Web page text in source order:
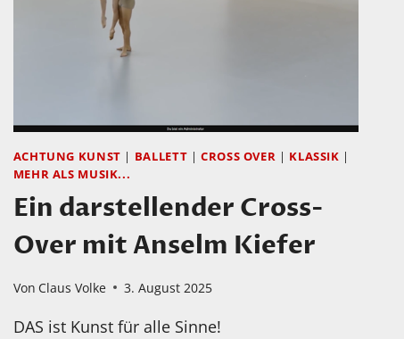
ACHTUNG KUNST | BALLETT |CROSS OVER | KLASSIK |
MEHR ALS MUSIK...
Ein darstellender Cross-
Over mit Anselm Kiefer
Von Claus Volke 3. August 2025
DAS ist Kunst für alle Sinne!